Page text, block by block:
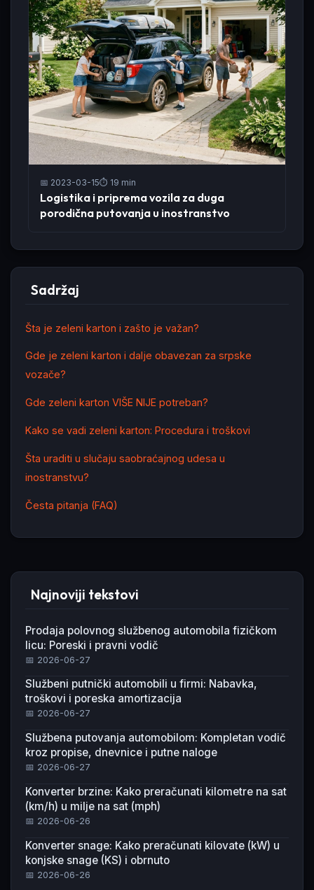
📅 2023-03-15⏱️ 19 min
Logistika i priprema vozila za duga
porodična putovanja u inostranstvo
Sadržaj
Šta je zeleni karton i zašto je važan?
Gde je zeleni karton i dalje obavezan za srpske
vozače?
Gde zeleni karton VIŠE NIJE potreban?
Kako se vadi zeleni karton: Procedura i troškovi
Šta uraditi u slučaju saobraćajnog udesa u
inostranstvu?
Česta pitanja (FAQ)
Najnoviji tekstovi
Prodaja polovnog službenog automobila fizičkom
licu: Poreski i pravni vodič
📅 2026-06-27
Službeni putnički automobili u firmi: Nabavka,
troškovi i poreska amortizacija
📅 2026-06-27
Službena putovanja automobilom: Kompletan vodič
kroz propise, dnevnice i putne naloge
📅 2026-06-27
Konverter brzine: Kako preračunati kilometre na sat
(km/h) u milje na sat (mph)
📅 2026-06-26
Konverter snage: Kako preračunati kilovate (kW) u
konjske snage (KS) i obrnuto
📅 2026-06-26